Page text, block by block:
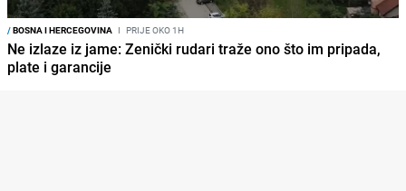
/BOSNA I HERCEGOVINA I PRIJE OKO 1H
Ne izlaze iz jame: Zenički rudari traže ono što im pripada,
plate i garancije